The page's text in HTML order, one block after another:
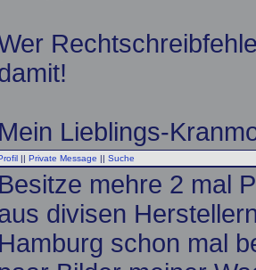
Mein Lieblings-
|| Private Message || Suche
Besitze mehre 2 mal
divisen
Hamburg schon mal